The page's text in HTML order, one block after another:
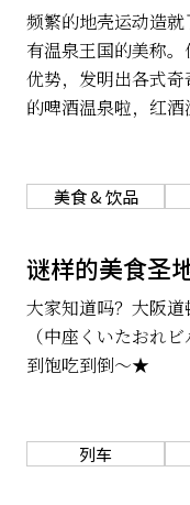
频繁的地壳运动造
有温泉王国的美称
优势，发明出各式
的啤酒温泉啦，红
活。美食 & 饮品
谜样的美食圣
大家知道吗？大阪
（中座くいたおれ
到饱吃到倒～★
列车